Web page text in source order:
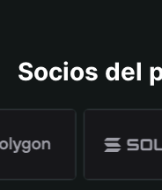
Socios del